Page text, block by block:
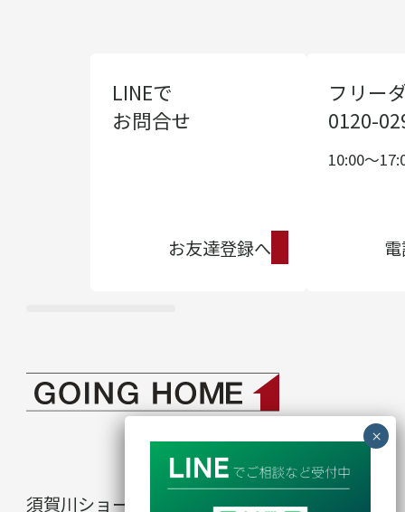
LINEで
お問合せ
お友達登録へ
フリー
0120-
10:00〜
須賀川ショールーム